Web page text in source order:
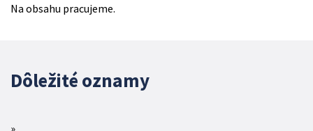
Na obsahu pracujeme.
Dôležité oznamy